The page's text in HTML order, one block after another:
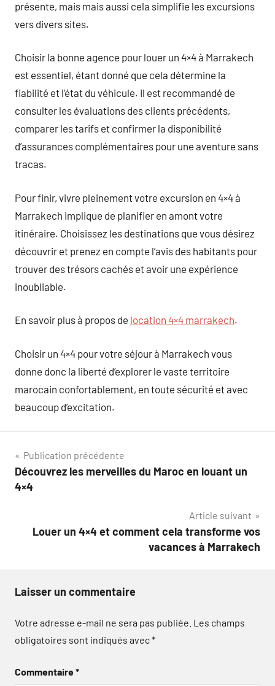
présente, mais mais aussi cela simplifie les excursions
vers divers sites.
Choisir la bonne agence pour louer un 4×4 à Marrakech
est essentiel, étant donné que cela détermine la
fiabilité et l’état du véhicule. Il est recommandé de
consulter les évaluations des clients précédents,
comparer les tarifs et confirmer la disponibilité
d’assurances complémentaires pour une aventure sans
tracas.
Pour finir, vivre pleinement votre excursion en 4×4 à
Marrakech implique de planifier en amont votre
itinéraire. Choisissez les destinations que vous désirez
découvrir et prenez en compte l’avis des habitants pour
trouver des trésors cachés et avoir une expérience
inoubliable.
En savoir plus à propos de location 4×4 marrakech.
Choisir un 4×4 pour votre séjour à Marrakech vous
donne donc la liberté d’explorer le vaste territoire
marocain confortablement, en toute sécurité et avec
beaucoup d’excitation.
Navigation
de
Publication précédente
Découvrez les merveilles du Maroc en louant un
4×4
Article suivant
Louer un 4×4 et comment cela transforme vos
vacances à Marrakech
Laisser un commentaire
Votre adresse e-mail ne sera pas publiée. Les champs
obligatoires sont indiqués avec*
Commentaire*